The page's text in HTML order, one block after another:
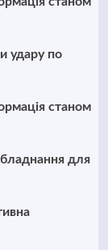
удару по
станом
для